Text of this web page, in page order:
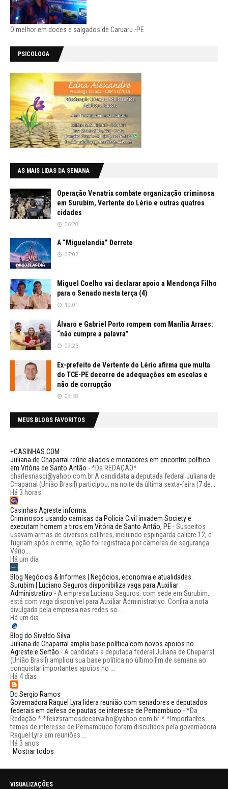
O melhor em doces e salgados de Caruaru -PE
PSICOLOGA
AS MAIS LIDAS DA SEMANA
Operação Venatrix combate organização criminosa
em Surubim, Vertente do Lério e outras quatros
cidades
06:20
A “Miguelandia” Derrete
07:07
Miguel Coelho vai declarar apoio a Mendonça Filho
para o Senado nesta terça (4)
10:01
Álvaro e Gabriel Porto rompem com Marília Arraes:
“não cumpre a palavra”
09:25
Ex-prefeito de Vertente do Lério afirma que multa
do TCE-PE decorre de adequações em escolas e
não de corrupção
03:58
MEUS BLOGS FAVORITOS
+CASINHAS.COM
Juliana de Chaparral reúne aliados e moradores em encontro político
em Vitória de Santo Antão -*Da REDAÇÃO*
charlesnasci@yahoo.com.br A candidata a deputada federal Juliana de
Chaparral (União Brasil) participou, na noite da última sexta-feira (7 de...
Há 3 horas
Casinhas Agreste informa.
Criminosos usando camisas da Polícia Civil invadem Society e
executam homem a tiros em Vitória de Santo Antão, PE -Suspeitos
usavam armas de diversos calibres, incluindo espingarda calibre 12, e
fugiram após o crime; ação foi registrada por câmeras de segurança
Vário...
Há um dia
Blog Negócios & Informes | Negócios, economia e atualidades.
Surubim | Luciano Seguros disponibiliza vaga para Auxiliar
Administrativo - A empresa Luciano Seguros, com sede em Surubim,
está com vaga disponível para Auxiliar Administrativo. Confira a nota
divulgada pela empresa nas redes so...
Há um dia
Blog do Sivaldo Silva
Juliana de Chaparral amplia base política com novos apoios no
Agreste e Sertão - A candidata a deputada federal Juliana de Chaparral
(União Brasil) ampliou sua base política no último fim de semana ao
conquistar importantes apoios no ...
Há 4 dias
Dc Sergio Ramos
Governadora Raquel Lyra lidera reunião com senadores e deputados
federais em defesa de pautas de interesse de Pernambuco -*Da
Redação:* *felizsramosdecarvalho@yahoo.com.br-* *Importantes
temas de interesse de Pernambuco foram discutidos pela governadora
Raquel Lyra em reuniões ...
Há 3 anos
Mostrar todos
VISUALIZAÇÕES